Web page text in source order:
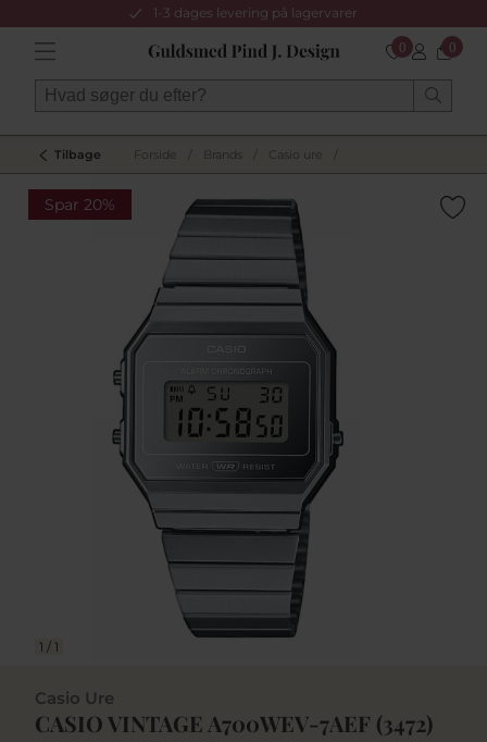
1-3 dages levering på lagervarer
0 0
Tilbage Forside Brands Casio ure
Spar 20%
1 / 1
Casio Ure
CASIO VINTAGE A700WEV-7AEF (3472)